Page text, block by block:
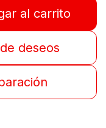
al carrito
deseos